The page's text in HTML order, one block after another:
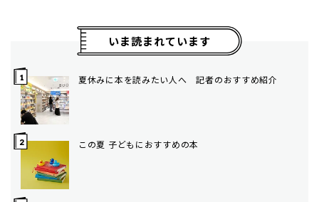
いま読まれています
夏休みに本を読みたい人へ 記者のおすすめ紹介
この夏 子どもにおすすめの本